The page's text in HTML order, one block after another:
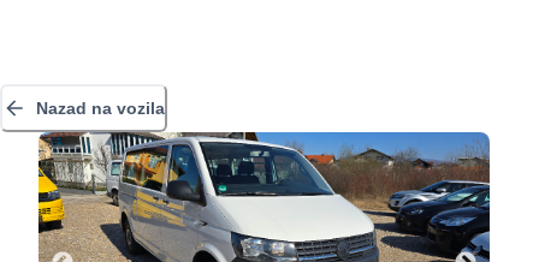
Nazad na vozila